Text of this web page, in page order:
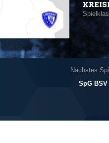
Nächstes
SpG